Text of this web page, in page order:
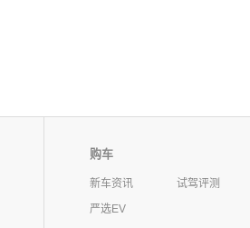
购车
新车资讯
试驾评测
严选EV